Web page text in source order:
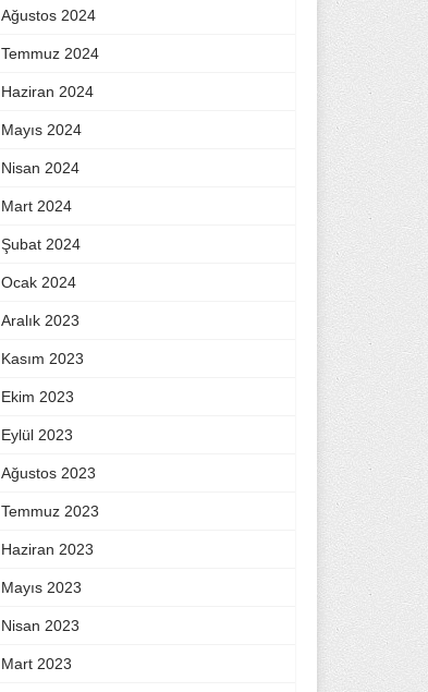
Ağustos 2024
Temmuz 2024
Haziran 2024
Mayıs 2024
Nisan 2024
Mart 2024
Şubat 2024
Ocak 2024
Aralık 2023
Kasım 2023
Ekim 2023
Eylül 2023
Ağustos 2023
Temmuz 2023
Haziran 2023
Mayıs 2023
Nisan 2023
Mart 2023